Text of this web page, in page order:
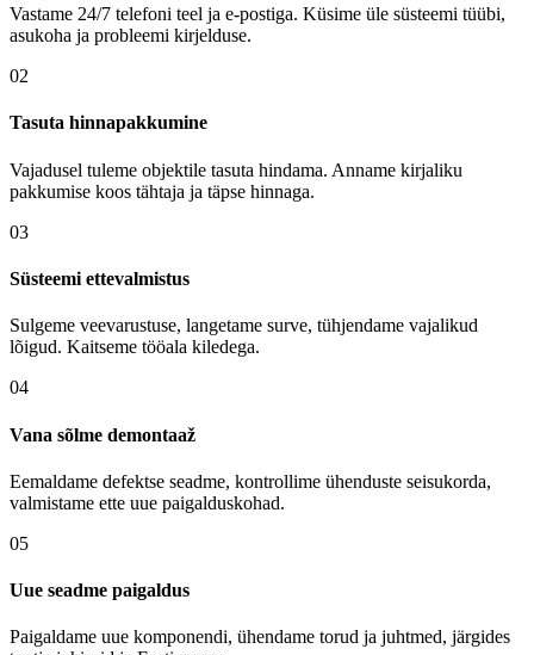
Vastame 24/7 telefoni teel ja e-postiga. Küsime üle süsteemi tüübi,
asukoha ja probleemi kirjelduse.
02
Tasuta hinnapakkumine
Vajadusel tuleme objektile tasuta hindama. Anname kirjaliku
pakkumise koos tähtaja ja täpse hinnaga.
03
Süsteemi ettevalmistus
Sulgeme veevarustuse, langetame surve, tühjendame vajalikud
lõigud. Kaitseme tööala kiledega.
04
Vana sõlme demontaaž
Eemaldame defektse seadme, kontrollime ühenduste seisukorda,
valmistame ette uue paigalduskohad.
05
Uue seadme paigaldus
Paigaldame uue komponendi, ühendame torud ja juhtmed, järgides